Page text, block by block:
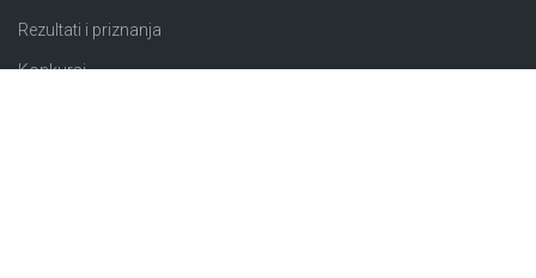
Rezultati i priznanja
Konkursi